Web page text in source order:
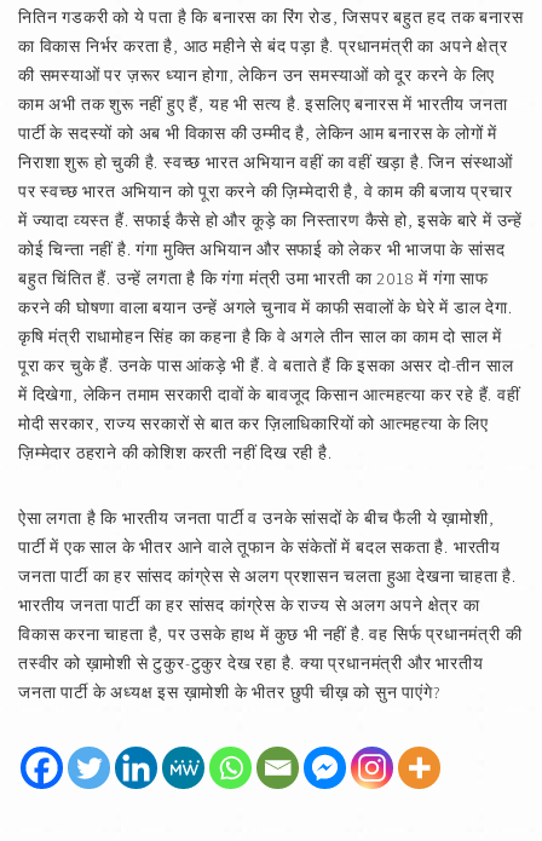
नितिन गडकरी को ये पता है कि बनारस का रिंग रोड, जिसपर बहुत हद तक बनारस
का विकास निर्भर करता है, आठ महीने से बंद पड़ा है. प्रधानमंत्री का अपने क्षेत्र
की समस्याओं पर ज़रूर ध्यान होगा, लेकिन उन समस्याओं को दूर करने के लिए
काम अभी तक शुरू नहीं हुए हैं, यह भी सत्य है. इसलिए बनारस में भारतीय जनता
पार्टी के सदस्यों को अब भी विकास की उम्मीद है, लेकिन आम बनारस के लोगों में
निराशा शुरू हो चुकी है. स्वच्छ भारत अभियान वहीं का वहीं खड़ा है. जिन संस्थाओं
पर स्वच्छ भारत अभियान को पूरा करने की ज़िम्मेदारी है, वे काम की बजाय प्रचार
में ज्यादा व्यस्त हैं. सफाई कैसे हो और कूड़े का निस्तारण कैसे हो, इसके बारे में उन्हें
कोई चिन्ता नहीं है. गंगा मुक्ति अभियान और सफाई को लेकर भी भाजपा के सांसद
बहुत चिंतित हैं. उन्हें लगता है कि गंगा मंत्री उमा भारती का 2018 में गंगा साफ
करने की घोषणा वाला बयान उन्हें अगले चुनाव में काफी सवालों के घेरे में डाल देगा.
कृषि मंत्री राधामोहन सिंह का कहना है कि वे अगले तीन साल का काम दो साल में
पूरा कर चुके हैं. उनके पास आंकड़े भी हैं. वे बताते हैं कि इसका असर दो-तीन साल
में दिखेगा, लेकिन तमाम सरकारी दावों के बावजूद किसान आत्महत्या कर रहे हैं. वहीं
मोदी सरकार, राज्य सरकारों से बात कर ज़िलाधिकारियों को आत्महत्या के लिए
ज़िम्मेदार ठहराने की कोशिश करती नहीं दिख रही है.
ऐसा लगता है कि भारतीय जनता पार्टी व उनके सांसदों के बीच फैली ये ख़ामोशी,
पार्टी में एक साल के भीतर आने वाले तूफान के संकेतों में बदल सकता है. भारतीय
जनता पार्टी का हर सांसद कांग्रेस से अलग प्रशासन चलता हुआ देखना चाहता है.
भारतीय जनता पार्टी का हर सांसद कांग्रेस के राज्य से अलग अपने क्षेत्र का
विकास करना चाहता है, पर उसके हाथ में कुछ भी नहीं है. वह सिर्फ प्रधानमंत्री की
तस्वीर को ख़ामोशी से टुकुर-टुकुर देख रहा है. क्या प्रधानमंत्री और भारतीय
जनता पार्टी के अध्यक्ष इस ख़ामोशी के भीतर छुपी चीख़ को सुन पाएंगे?